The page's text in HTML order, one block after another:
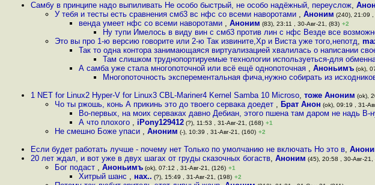
Самбу в принципе надо выпиливать Не особо быстрый, не особо надёжный, переуслож,
У тебя и тесты есть сравнения смб3 вс нфс со всеми наворотами , Аноним (240), 21:09 ,
венда умеет нфс со всеми наворотами , Аноним (83), 23:11 , 30-Авг-21, (83) +2
Ну тупи Имелось в виду вин с смб3 против лин с нфс Везде все
Это вы про 1-ю версию говорите или 2-ю Так извините,Хр и Виста уже того,непотд,
Так то одна контора занимающаяся виртуализацией хвалилась о написании
Там слишком труднопортируемые технологии используеться-для
А самба уже стала многопоточной или всё ещё однопоточная , Аноньимъ (ok),
Многопоточность эксперементальная фича,нужно собирать из
1 NET for Linux2 Hyper-V for Linux3 CBL-Mariner4 Kernel Samba 10 Microso, тоже Аноним (ok),
Чо ты ржошь, конь А прикинь это до твоего сервака доедет , Брат Анон (ok), 09:19 , 31-
Во-первых, на моих серваках давно Дебиан, этого пшена там даром не надь В-
А что плохого , iPony129412 (?), 11:53 , 31-Авг-21, (168) +1
Не смешно Боже упаси , Аноним (-), 10:39 , 31-Авг-21, (160) +2
Если будет работать лучше - почему нет Только по умолчанию не включать Но это в,
20 лет ждал, и вот уже в двух шагах от груды сказочных богаств, Аноним (45), 20:58 , 30-Авг-21,
Бог подаст , Аноньимъ (ok), 07:12 , 31-Авг-21, (126) +1
Хитрый шанс , нах.. (?), 15:49 , 31-Авг-21, (198) +2